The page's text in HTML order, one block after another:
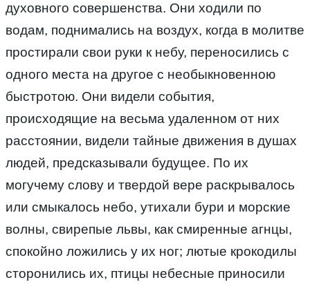
духовного совершенства. Они ходили по
водам, поднимались на воздух, когда в молитве
простирали свои руки к небу, переносились с
одного места на другое с необыкновенною
быстротою. Они видели события,
происходящие на весьма удаленном от них
расстоянии, видели тайные движения в душах
людей, предсказывали будущее. По их
могучему слову и твердой вере раскрывалось
или смыкалось небо, утихали бури и морские
волны, свирепые львы, как смиренные агнцы,
спокойно ложились у их ног; лютые крокодилы
сторонились их, птицы небесные приносили